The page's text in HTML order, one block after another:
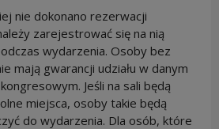
nie dokonano rezerwacji
zarejestrować się na nią
wydarzenia. Osoby bez
mają gwarancji udziału w danym
Jeśli na sali będą
miejsca, osoby takie będą
do wydarzenia. Dla osób, które